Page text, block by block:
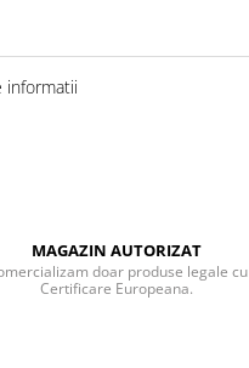
informatii
MAGAZIN AUTORIZAT
doar produse legale cu
Certificare Europeana.